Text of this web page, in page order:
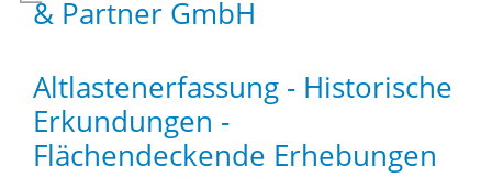
& Partner GmbH
Altlastenerfassung - Historische
Erkundungen -
Flächendeckende Erhebungen